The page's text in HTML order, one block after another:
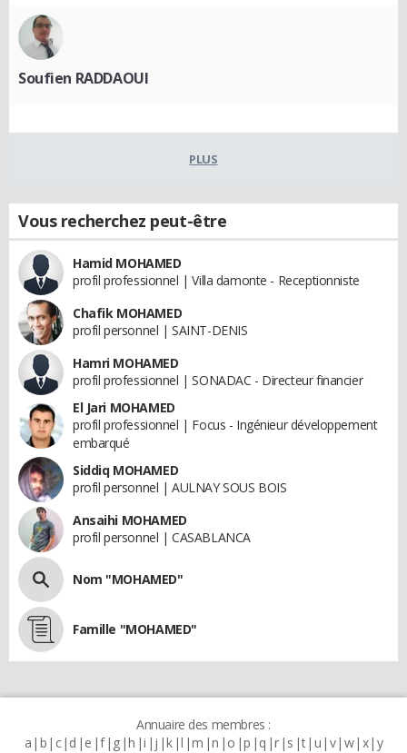
Soufien RADDAOUI
PLUS
Vous recherchez peut-être
Hamid MOHAMED
profil professionnel | Villa damonte - Receptionniste
Chafik MOHAMED
profil personnel | SAINT-DENIS
Hamri MOHAMED
profil professionnel | SONADAC - Directeur financier
El Jari MOHAMED
profil professionnel | Focus - Ingénieur développement
embarqué
Siddiq MOHAMED
profil personnel | AULNAY SOUS BOIS
Ansaihi MOHAMED
profil personnel | CASABLANCA
Nom "MOHAMED"
Famille "MOHAMED"
Annuaire des membres :
a b c d e f g h i j k l m n o p q r s t u v w x y